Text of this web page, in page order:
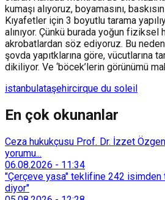
kumaşı alıyoruz, boyamasını,
Kıyafetler için 3 boyutlu tarama
alınıyor. Çünkü burada yoğun fiziksel
akrobatlardan söz ediyoruz. Bu
şovda yapıtklarına göre, vücutlarına
dikiliyor. Ve ‘böcek’lerin görünümü
istanbulataşehircirque du soleil
En çok okunanlar
Ceza hukukçusu Prof. Dr. İzzet
yorumu...
06.08.2026 - 11:34
"Çerçeve yasa" teklifine 242 isimden
diyor"